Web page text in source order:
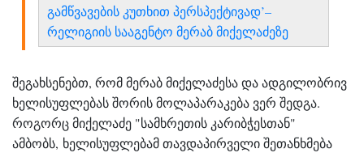
გამწვავების კუთხით პერსპექტივად’–
რელიგიის სააგენტო მერაბ მიქელაძეზე
შეგახსენებთ, რომ მერაბ მიქელაძესა და ადგილობრივ
ხელისუფლებას შორის მოლაპარაკება ვერ შედგა.
როგორც მიქელაძე "სამხრეთის კარიბჭესთან"
ამბობს, ხელისუფლებამ თავდაპირველი შეთანხმება